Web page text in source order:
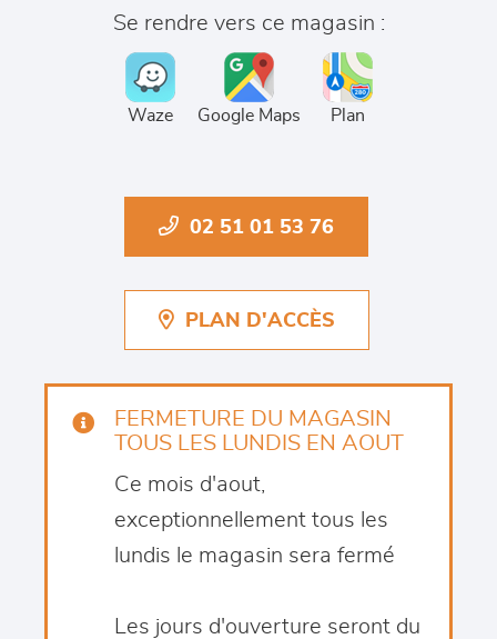
Se rendre vers ce magasin :
Waze Google Maps Plan
02 51 01 53 76
PLAN D'ACCÈS
FERMETURE DU MAGASIN
TOUS LES LUNDIS EN AOUT
Ce mois d'aout,
exceptionnellement tous les
lundis le magasin sera fermé
Les jours d'ouverture seront du